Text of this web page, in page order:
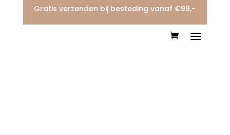
Gratis verzenden bij besteding vanaf €99,-